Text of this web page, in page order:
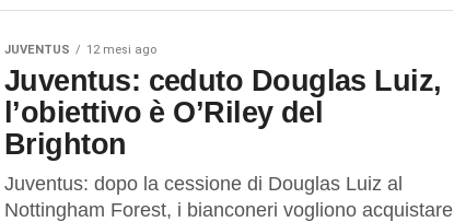
JUVENTUS 12 mesi ago
Juventus: ceduto Douglas Luiz,
l’obiettivo è O’Riley del
Brighton
Juventus: dopo la cessione di Douglas Luiz al
Nottingham Forest, i bianconeri vogliono acquistare